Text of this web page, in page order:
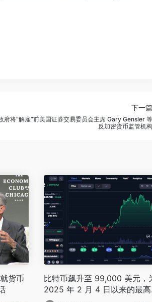
下一篇
府将“解雇”前美国证券交易委员会主席 Gary Gensler 等
反加密货币监管机构
货币
比特币飙升至 99,000 美元，
2025 年 2 月 4 日以来的最高